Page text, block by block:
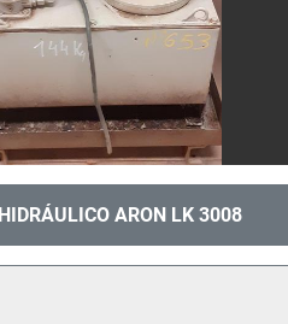
ARON LK 3008